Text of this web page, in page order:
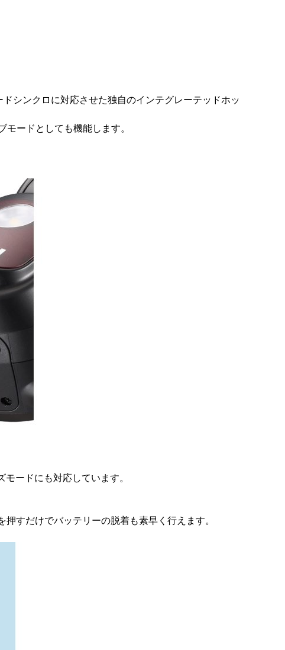
シンクロに対応させた独自のインテグレーテッドホッ
ードとしても機能します。
ードにも対応しています。
すだけでバッテリーの脱着も素早く行えます。